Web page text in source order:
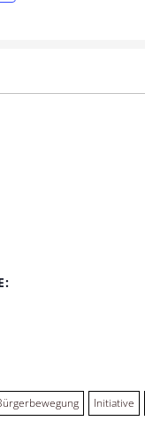
Initiative